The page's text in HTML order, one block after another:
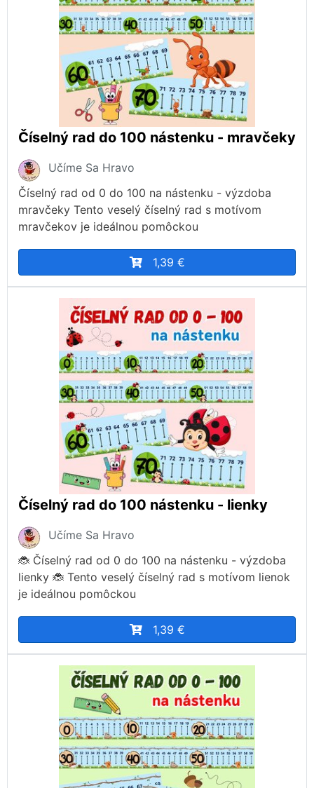
Číselný rad do 100 nástenku - mravčeky
Učíme Sa Hravo
Číselný rad od 0 do 100 na nástenku - výzdoba
mravčeky Tento veselý číselný rad s motívom
mravčekov je ideálnou pomôckou
1,39 €
Číselný rad do 100 nástenku - lienky
Učíme Sa Hravo
🐞 Číselný rad od 0 do 100 na nástenku - výzdoba
lienky 🐞 Tento veselý číselný rad s motívom lienok
je ideálnou pomôckou
1,39 €